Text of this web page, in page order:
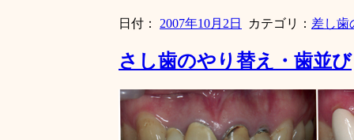
日付： 2007年10月2日 カテゴリ： 差し歯
さし歯のやり替え・歯並び